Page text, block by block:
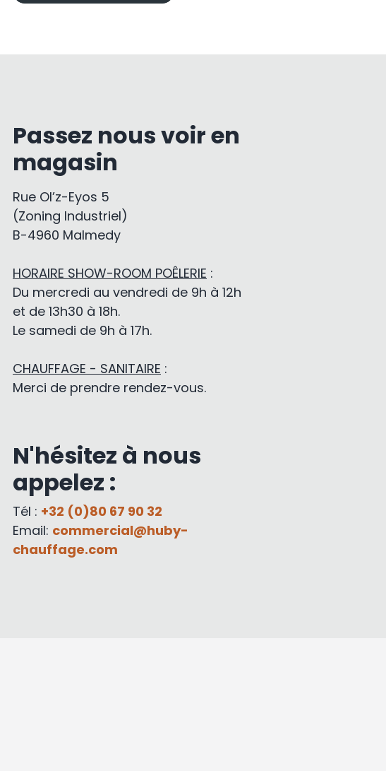
Passez nous voir en
magasin
Rue Ol’z-Eyos 5
(Zoning Industriel)
B-4960 Malmedy
HORAIRE SHOW-ROOM POÊLERIE :
Du mercredi au vendredi de 9h à 12h
et de 13h30 à 18h.
Le samedi de 9h à 17h.
CHAUFFAGE - SANITAIRE :
Merci de prendre rendez-vous.
N'hésitez à nous
appelez :
Tél : +32 (0)80 67 90 32
Email: commercial@huby-
chauffage.com